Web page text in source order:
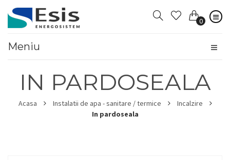
0
Meniu
IN PARDOSEALA
Acasa Instalatii de apa - sanitare / termice
Incalzire
In pardoseala